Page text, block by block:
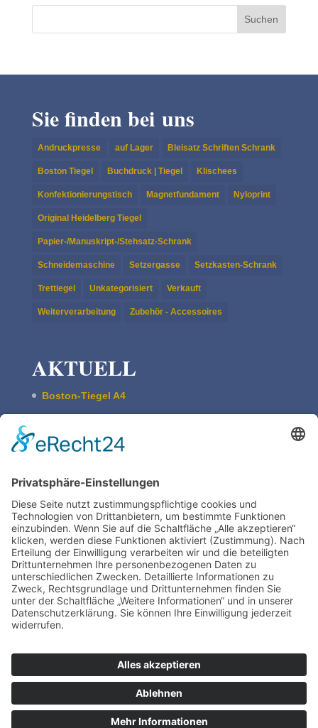
Sie finden bei uns
Andruckpresse auf Lager Bleisatz Schriften Schrank
Boston Tiegel Buchdruck | Tiegel Klischees
Konfektionierungstisch Magnetfundament Nyloprint
Original Heidelberg Tiegel
Papier-/Manuskript-/Stehsatz-Schrank
Schneidemaschine Setzergasse Setzkasten-Schrank
Trettiegel Unkategorisiert Verkauft
Weiterverarbeitung Zubehör - Accessoires
AKTUELL
Boston-Tiegel A4
ASBERN Radier­presse
Boston Tiegel W. Harth & Co.
Impres­sum
Daten­schutz | Legal
Train­ing
Grafische Maschinen | 15370 Fredersdorf near
Berlin | Germanywww.bertrammachines.com